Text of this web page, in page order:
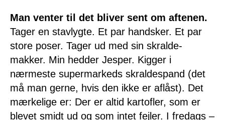
Man venter til det bliver sent om aftenen.
Tager en stavlygte. Et par handsker. Et par
store poser. Tager ud med sin skralde-
makker. Min hedder Jesper. Kigger i
nærmeste supermarkeds skraldespand (det
må man gerne, hvis den ikke er aflåst). Det
mærkelige er: Der er altid kartofler, som er
blevet smidt ud og som intet fejler. I fredags –